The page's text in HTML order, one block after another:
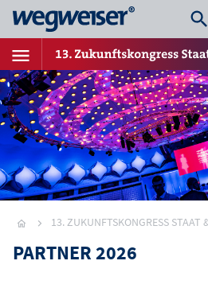
13. ZUKUNFTSKONGRESS STAAT
PARTNER 2026